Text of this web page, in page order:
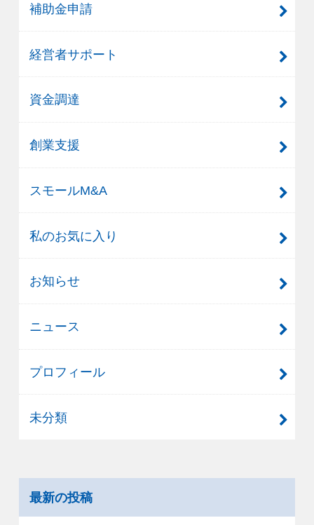
補助金申請
経営者サポート
資金調達
創業支援
スモールM&A
私のお気に入り
お知らせ
ニュース
プロフィール
未分類
最新の投稿